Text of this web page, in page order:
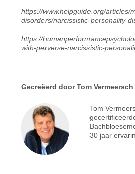
https://www.helpguide.org/articles/
disorders/narcissistic-personality-
https://
with-perverse-narcissistic-
Gecreëerd doorTom Vermeersch
Tom
30 jaar